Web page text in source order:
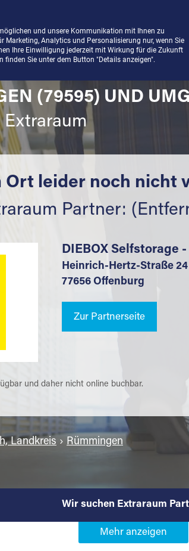
(79595) UND
Ort leider noch nicht
Partner:
DIEBOX Selfstorage
Heinrich-Hertz-Straße 24
77656 Offenburg
Zur Partnerseite
und daher nicht online buchbar.
Landkreis › Rümmingen
Wir suchen Extraraum
Partner in
und unsere Kommunikation mit Ihnen zu
Marketing, Analytics und Personalisierung nur, wenn Sie
Ihre Einwilligung jederzeit mit Wirkung für die Zukunft
Sie unter dem Button "Details anzeigen".